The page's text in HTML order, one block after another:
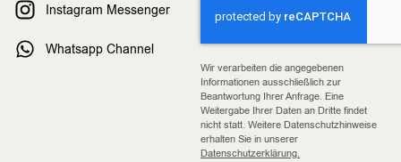
Instagram Messenger
Whatsapp Channel
Wir verarbeiten die angegebenen
Informationen ausschließlich zur
Beantwortung Ihrer Anfrage. Eine
Weitergabe Ihrer Daten an Dritte findet
nicht statt. Weitere Datenschutzhinweise
erhalten Sie in unserer
Datenschutzerklärung.